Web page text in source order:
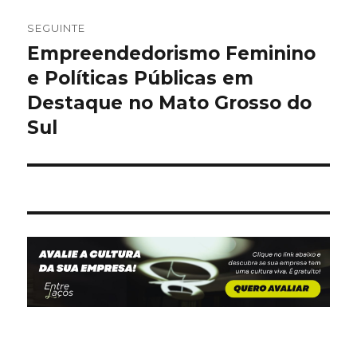
SEGUINTE
Artigo
seguinte:
Empreendedorismo Feminino
e Políticas Públicas em
Destaque no Mato Grosso do
Sul